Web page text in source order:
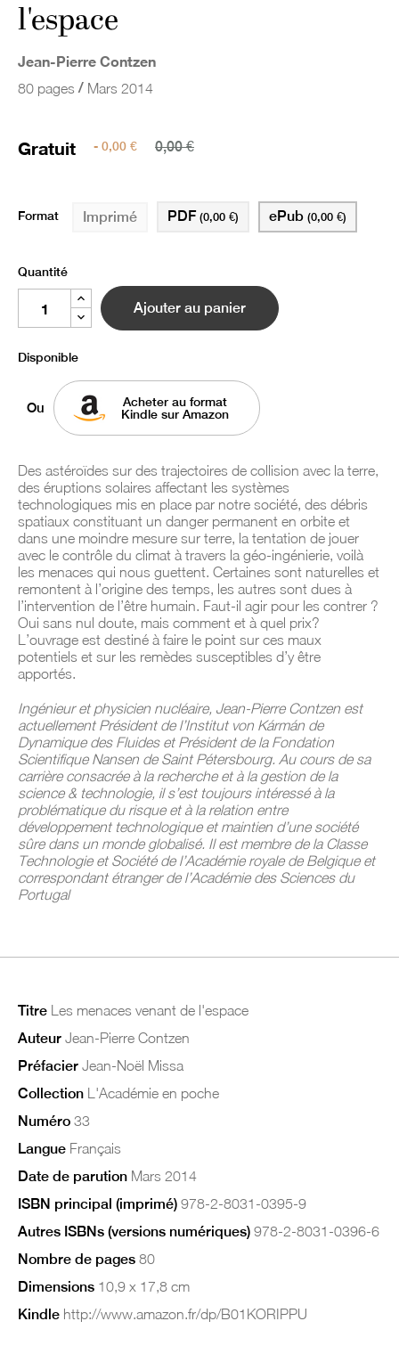
l'espace
Jean-Pierre Contzen
80 pages / Mars 2014
Gratuit - 0,00 € 0,00 €
Format Imprimé ePub (0,00 €)
PDF (0,00 €)
Quantité
Ajouter au panier
Disponible
Ou
Acheter au format
Kindle sur Amazon
Des astéroïdes sur des trajectoires de collision avec la terre,
des éruptions solaires affectant les systèmes
technologiques mis en place par notre société, des débris
spatiaux constituant un danger permanent en orbite et
dans une moindre mesure sur terre, la tentation de jouer
avec le contrôle du climat à travers la géo-ingénierie, voilà
les menaces qui nous guettent. Certaines sont naturelles et
remontent à l’origine des temps, les autres sont dues à
l’intervention de l’être humain. Faut-il agir pour les contrer ?
Oui sans nul doute, mais comment et à quel prix?
L’ouvrage est destiné à faire le point sur ces maux
potentiels et sur les remèdes susceptibles d’y être
apportés.
Ingénieur et physicien nucléaire, Jean-Pierre Contzen est
actuellement Président de l’Institut von Kármán de
Dynamique des Fluides et Président de la Fondation
Scientifique Nansen de Saint Pétersbourg. Au cours de sa
carrière consacrée à la recherche et à la gestion de la
science & technologie, il s’est toujours intéressé à la
problématique du risque et à la relation entre
développement technologique et maintien d’une société
sûre dans un monde globalisé. Il est membre de la Classe
Technologie et Société de l’Académie royale de Belgique et
correspondant étranger de l’Académie des Sciences du
Portugal
Titre Les menaces venant de l'espace
Auteur Jean-Pierre Contzen
Préfacier Jean-Noël Missa
Collection L'Académie en poche
Numéro 33
Langue Français
Date de parution Mars 2014
ISBN principal (imprimé) 978-2-8031-0395-9
Autres ISBNs (versions numériques) 978-2-8031-0396-6
Nombre de pages 80
Dimensions 10,9 x 17,8 cm
Kindle http://www.amazon.fr/dp/B01KORIPPU